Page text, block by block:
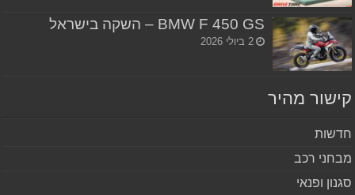
BMW F 450 GS – השקה בישראל
2 ביולי 2026
מהיר
רכב
ופנאי